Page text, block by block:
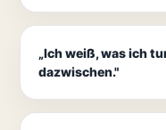
„Ich weiß, was ich
dazwischen."